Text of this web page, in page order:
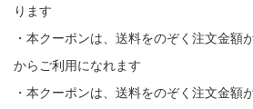
ります
・本クーポンは、送料をのぞく注文金額
からご利用になれます
・本クーポンは、 送料をのぞく注文金額